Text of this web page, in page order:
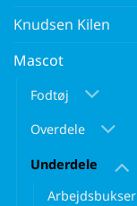
Knudsen Kilen
Mascot
Fodtøj
Overdele
Underdele
Arbejdsbukser